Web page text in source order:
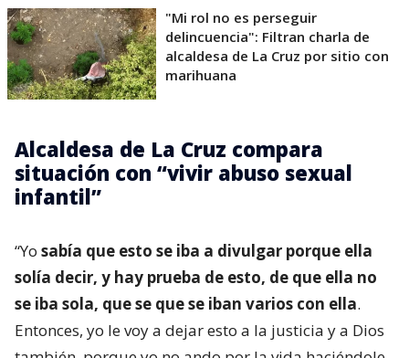
"Mi rol no es perseguir
delincuencia": Filtran charla de
alcaldesa de La Cruz por sitio con
marihuana
Alcaldesa de La Cruz compara
situación con “vivir abuso sexual
infantil”
“Yo sabía que esto se iba a divulgar porque ella
solía decir, y hay prueba de esto, de que ella no
se iba sola, que se que se iban varios con ella.
Entonces, yo le voy a dejar esto a la justicia y a Dios